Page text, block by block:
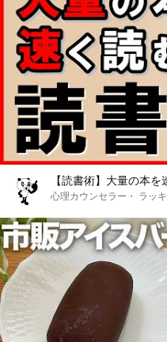
【読書術】大量の本
心理カウンセラー・ ラッ